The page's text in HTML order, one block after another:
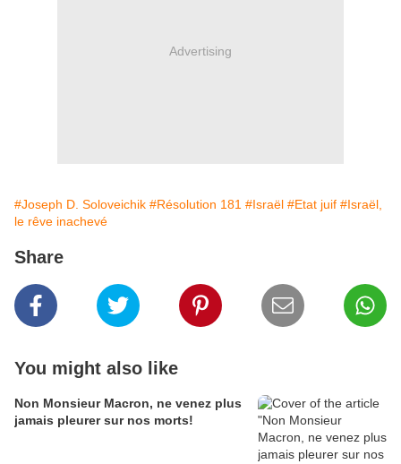
Advertising
#Joseph D. Soloveichik #Résolution 181 #Israël #Etat juif #Israël,
le rêve inachevé
Share
You might also like
Non Monsieur Macron, ne venez plus
jamais pleurer sur nos morts!